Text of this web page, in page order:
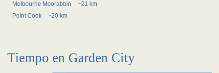
Melbourne Moorabbin
~21 km
Point Cook
~20 km
Tiempo en Garden City